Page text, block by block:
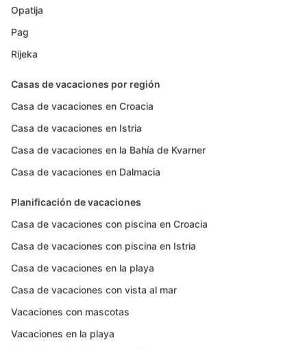
Opatija
Pag
Rijeka
Casas de vacaciones por región
Casa de vacaciones en Croacia
Casa de vacaciones en Istria
Casa de vacaciones en la Bahía de Kvarner
Casa de vacaciones en Dalmacia
Planificación de vacaciones
Casa de vacaciones con piscina en Croacia
Casa de vacaciones con piscina en Istria
Casa de vacaciones en la playa
Casa de vacaciones con vista al mar
Vacaciones con mascotas
Vacaciones en la playa